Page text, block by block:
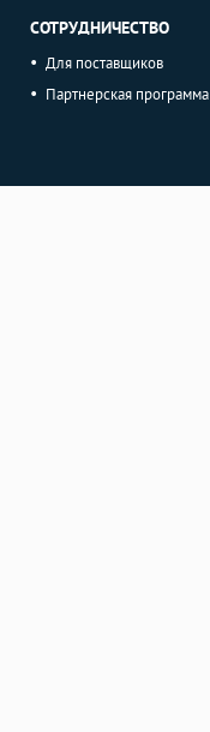
СОТРУДНИЧЕСТВО
Для поставщиков
Партнерская программа